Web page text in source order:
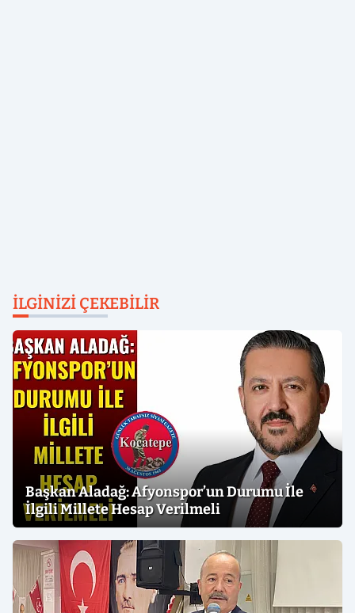
İLGINIZI ÇEKEBILIR
Başkan Aladağ: Afyonspor’un Durumu İle
İlgili Millete Hesap Verilmeli